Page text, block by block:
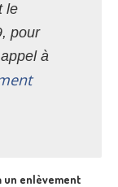
le
pour
à
un enlèvement